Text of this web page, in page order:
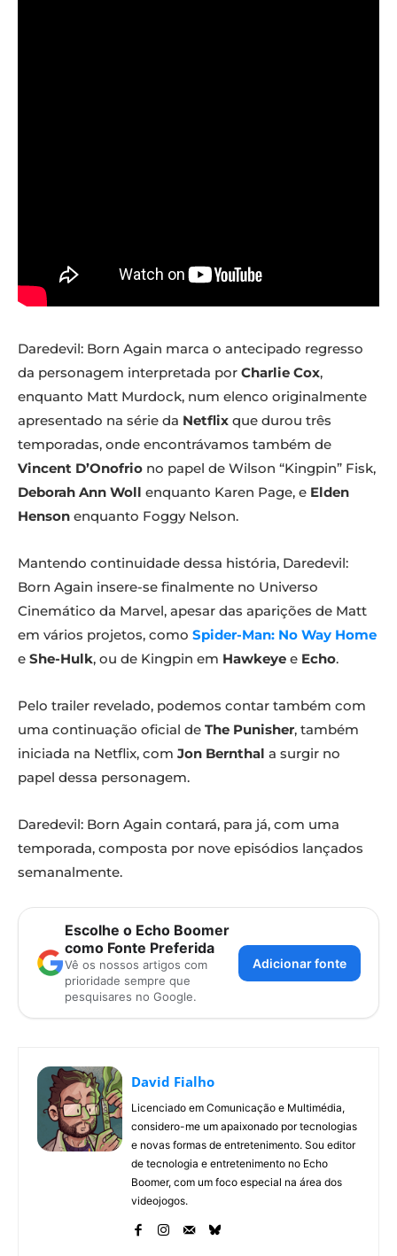
Daredevil: Born Again marca o antecipado regresso
da personagem interpretada por Charlie Cox,
enquanto Matt Murdock, num elenco originalmente
apresentado na série da Netflix que durou três
temporadas, onde encontrávamos também de
Vincent D’Onofrio no papel de Wilson “Kingpin” Fisk,
Deborah Ann Woll enquanto Karen Page, e Elden
Henson enquanto Foggy Nelson.
Mantendo continuidade dessa história, Daredevil:
Born Again insere-se finalmente no Universo
Cinemático da Marvel, apesar das aparições de Matt
em vários projetos, como Spider-Man: No Way Home
e She-Hulk, ou de Kingpin em Hawkeye e Echo.
Pelo trailer revelado, podemos contar também com
uma continuação oficial de The Punisher, também
iniciada na Netflix, com Jon Bernthal a surgir no
papel dessa personagem.
Daredevil: Born Again contará, para já, com uma
temporada, composta por nove episódios lançados
semanalmente.
Escolhe o Echo Boomer
como Fonte Preferida
Vê os nossos artigos com
prioridade sempre que
pesquisares no Google.
Adicionar fonte
David Fialho
Licenciado em Comunicação e Multimédia,
considero-me um apaixonado por tecnologias
e novas formas de entretenimento. Sou editor
de tecnologia e entretenimento no Echo
Boomer, com um foco especial na área dos
videojogos.